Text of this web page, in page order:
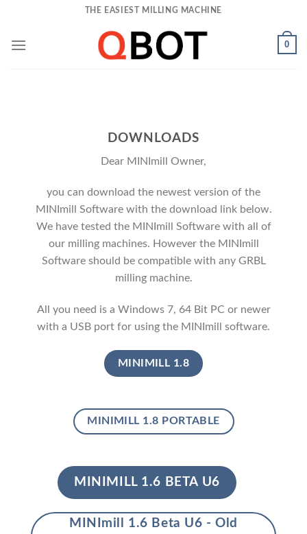
content
THE EASIEST MILLING MACHINE
0
DOWNLOADS
Dear MINImill Owner,
you can download the newest version of the
MINImill Software with the download link below.
We have tested the MINImill Software with all of
our milling machines. However the MINImill
Software should be compatible with any GRBL
milling machine.
All you need is a Windows 7, 64 Bit PC or newer
with a USB port for using the MINImill software.
MINIMILL 1.8
MINIMILL 1.8 PORTABLE
MINIMILL 1.6 BETA U6
MINImill 1.6 Beta U6 - Old